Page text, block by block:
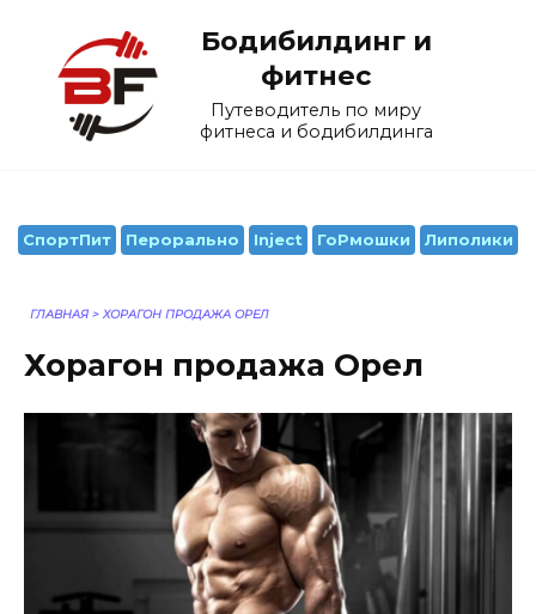
содержанию
Бодибилдинг и
фитнес
Путеводитель по миру
фитнеса и бодибилдинга
СпортПит Перорально Inject ГоРмошки Липолики
ГЛАВНАЯ > ХОРАГОН ПРОДАЖА ОРЕЛ
Хорагон продажа Орел